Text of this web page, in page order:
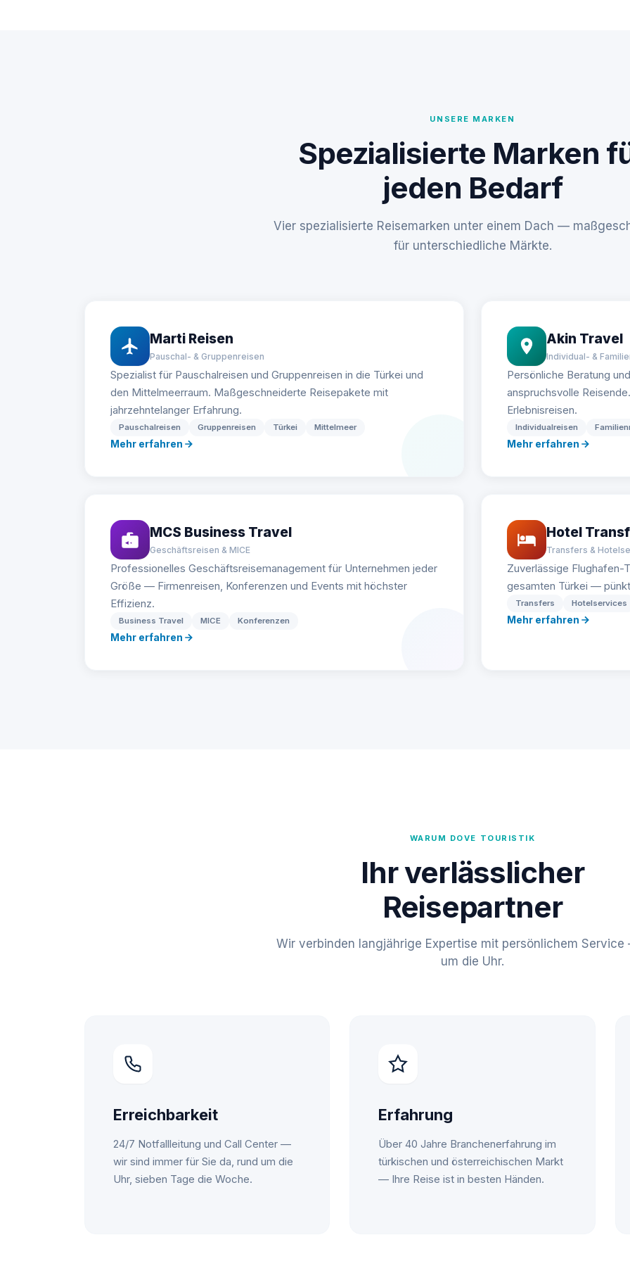
UNSERE MARKEN
Spezialisierte Marken
jeden Bedarf
Vier spezialisierte Reisemarken unter einem Dach —
für unterschiedliche Märkte.
Marti Reisen
Pauschal- & Gruppenreisen
Spezialist für Pauschalreisen und Gruppenreisen in die Türkei und
den Mittelmeerraum. Maßgeschneiderte Reisepakete mit
jahrzehntelanger Erfahrung.
Pauschalreisen Gruppenreisen Türkei Mittelmeer
Mehr erfahren
Akin Travel
Individual- &
Persönliche Beratung
anspruchsvolle
Erlebnisreisen.
Individualreisen
Mehr erfahren
MCS Business Travel
Geschäftsreisen & MICE
Professionelles Geschäftsreisemanagement für Unternehmen jeder
Größe — Firmenreisen, Konferenzen und Events mit höchster
Effizienz.
Business Travel MICE Konferenzen
Mehr erfahren
Hotel
Transfers &
Zuverlässige Flughafen-
gesamten Türkei —
Transfers Hotelservices
Mehr erfahren
WARUM DOVE TOURISTIK
Ihr verlässlicher
Reisepartner
Wir verbinden langjährige Expertise mit persönlichem
um die Uhr.
Erreichbarkeit
24/7 Notfallleitung und Call Center —
wir sind immer für Sie da, rund um die
Uhr, sieben Tage die Woche.
Erfahrung
Über 40 Jahre Branchenerfahrung im
türkischen und österreichischen Markt
— Ihre Reise ist in besten Händen.